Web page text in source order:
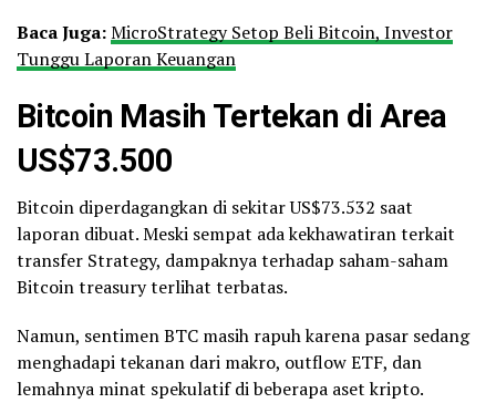
Baca Juga:MicroStrategy Setop Beli Bitcoin, Investor
Tunggu Laporan Keuangan
Bitcoin Masih Tertekan di Area
US$73.500
Bitcoin diperdagangkan di sekitar US$73.532 saat
laporan dibuat. Meski sempat ada kekhawatiran terkait
transfer Strategy, dampaknya terhadap saham-saham
Bitcoin treasury terlihat terbatas.
Namun, sentimen BTC masih rapuh karena pasar sedang
menghadapi tekanan dari makro, outflow ETF, dan
lemahnya minat spekulatif di beberapa aset kripto.